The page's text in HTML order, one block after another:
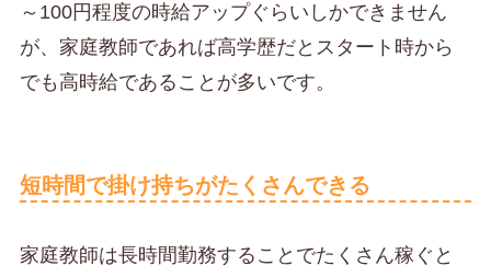
～100円程度の時給アップぐらいしかできません
が、家庭教師であれば高学歴だとスタート時から
でも高時給であることが多いです。
短時間で掛け持ちがたくさんできる
家庭教師は長時間勤務することでたくさん稼ぐと